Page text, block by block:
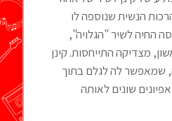
הנשית שנוספה לו
החיה לשיר "הגלויה",
מצדיקה התייחסות. קינן
שמאפשר לה לגלם בתוך
שונים לאותה